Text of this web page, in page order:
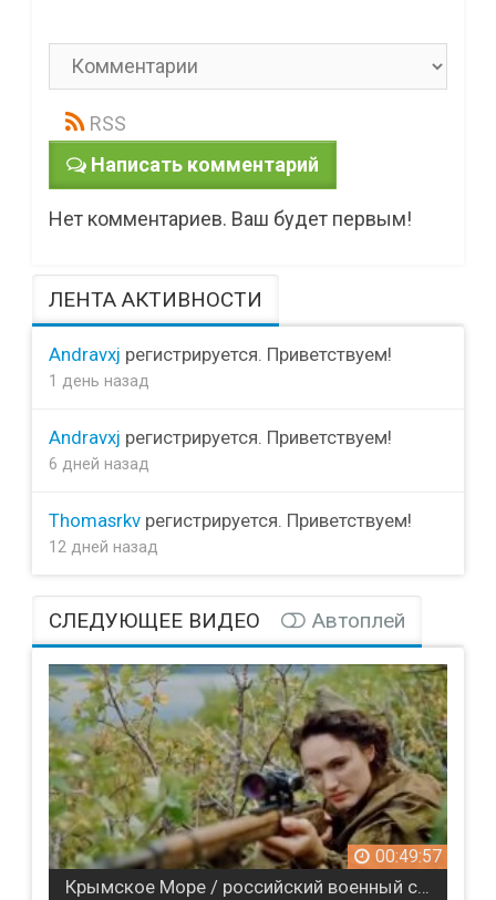
RSS
Написать комментарий
Нет комментариев. Ваш будет первым!
ЛЕНТА АКТИВНОСТИ
Andravxj регистрируется. Приветствуем!
1 день назад
Andravxj регистрируется. Приветствуем!
6 дней назад
Thomasrkvрегистрируется. Приветствуем!
12 дней назад
СЛЕДУЮЩЕЕ ВИДЕО Автоплей
00:49:57
Крымское Море / российский военный сериал